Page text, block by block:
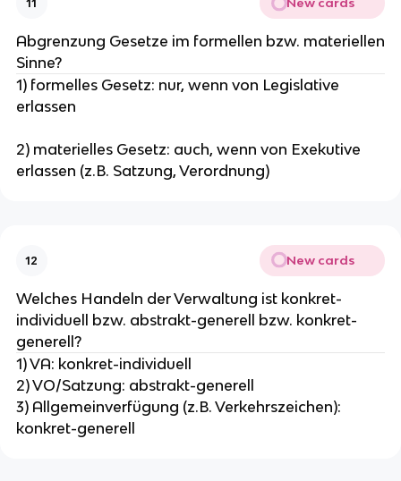
11 New cards
Abgrenzung Gesetze im formellen bzw. materiellen
Sinne?
1) formelles Gesetz: nur, wenn von Legislative
erlassen
2) materielles Gesetz: auch, wenn von Exekutive
erlassen (z.B. Satzung, Verordnung)
12 New cards
Welches Handeln der Verwaltung ist konkret-
individuell bzw. abstrakt-generell bzw. konkret-
generell?
1) VA: konkret-individuell
2) VO/Satzung: abstrakt-generell
3) Allgemeinverfügung (z.B. Verkehrszeichen):
konkret-generell